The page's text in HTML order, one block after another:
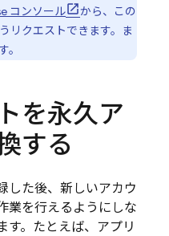
コンソール
から、この
リクエストできます。ま
を永久ア
する
した後、新しいアカウ
業を行えるようにしな
す。たとえば、アプリ